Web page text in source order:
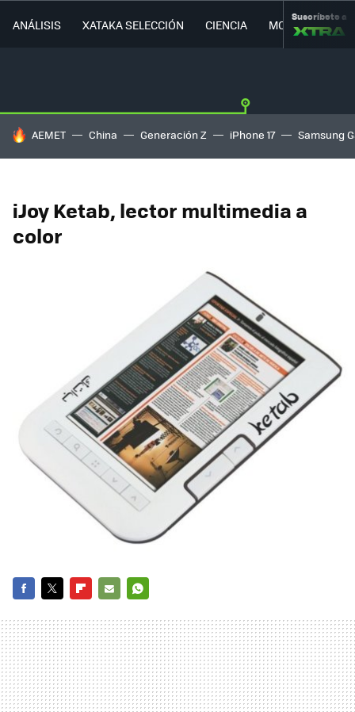
ANÁLISIS XATAKA SELECCIÓN CIENCIA MOVILIDAD
Suscríbete a
HOY SE HABLA DE
AEMET China Generación Z iPhone 17 Samsung
iJoy Ketab, lector multimedia a
color
MAIL